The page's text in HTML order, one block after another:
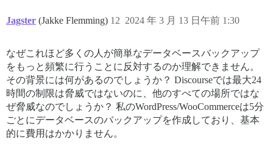
Jagster (Jakke Flemming) 2024 年 3 月 13 日午前 1:30
12
なぜこれほど多くの人が簡単なデータベースバックアップ
をもっと頻繁に行うことに反対するのか理解できません。
その背景には何があるのでしょうか？ Discourseでは最大24
時間の制限は脅威ではないのに、他のすべての場所ではな
ぜ脅威なのでしょうか？ 私のWordPress/WooCommerceは5分
ごとにデータベースのバックアップを作成しており、基本
的に費用はかかりません。